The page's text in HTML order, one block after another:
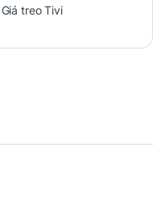
Giá treo Tivi